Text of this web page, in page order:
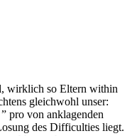
wirklich so Eltern within
gleichwohl unser:
pro von anklagenden
des Difficulties liegt.